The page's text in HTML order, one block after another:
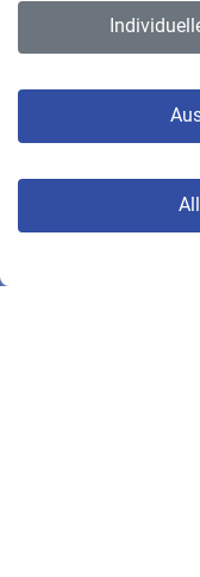
Erklärung zur
© VBL 2026